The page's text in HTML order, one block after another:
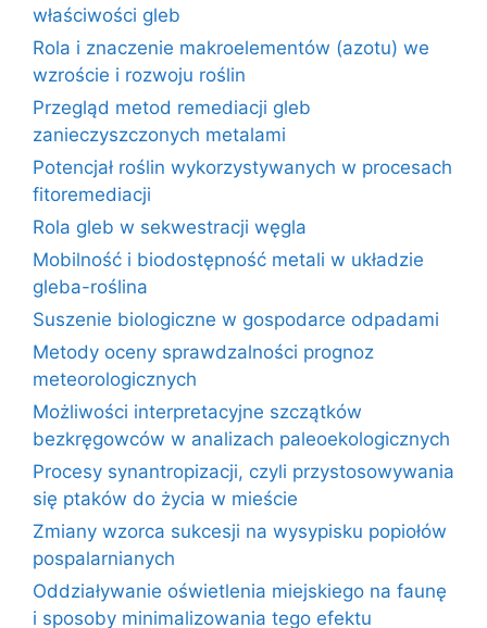
właściwości gleb
Rola i znaczenie makroelementów (azotu) we
wzroście i rozwoju roślin
Przegląd metod remediacji gleb
zanieczyszczonych metalami
Potencjał roślin wykorzystywanych w procesach
fitoremediacji
Rola gleb w sekwestracji węgla
Mobilność i biodostępność metali w układzie
gleba-roślina
Suszenie biologiczne w gospodarce odpadami
Metody oceny sprawdzalności prognoz
meteorologicznych
Możliwości interpretacyjne szczątków
bezkręgowców w analizach paleoekologicznych
Procesy synantropizacji, czyli przystosowywania
się ptaków do życia w mieście
Zmiany wzorca sukcesji na wysypisku popiołów
pospalarnianych
Oddziaływanie oświetlenia miejskiego na faunę
i sposoby minimalizowania tego efektu